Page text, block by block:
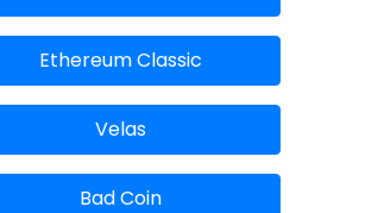
Ethereum Classic
Velas
Bad Coin